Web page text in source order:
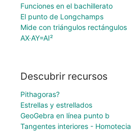
Funciones en el bachillerato
El punto de Longchamps
Mide con triángulos rectángulos
AX·AY=AI²
Descubrir recursos
Pithagoras?
Estrellas y estrellados
GeoGebra en línea punto b
Tangentes interiores - Homotecia